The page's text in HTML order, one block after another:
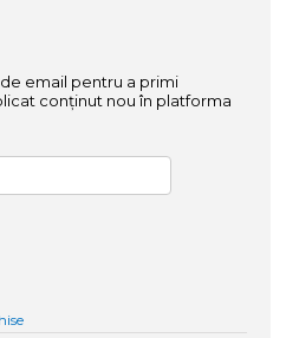
email pentru a primi
conținut nou în platforma